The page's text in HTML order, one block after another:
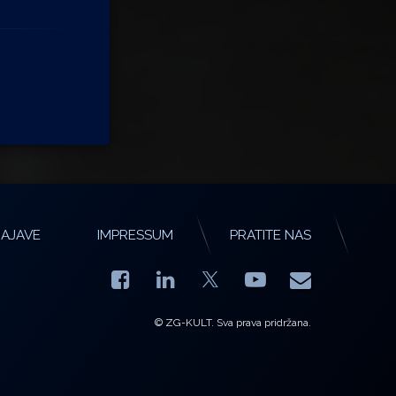
IMPRESSUM PRATITE NAS
Facebook
LinkedIn YouTube
E-mail
© ZG-KULT. Sva prava pridržana.